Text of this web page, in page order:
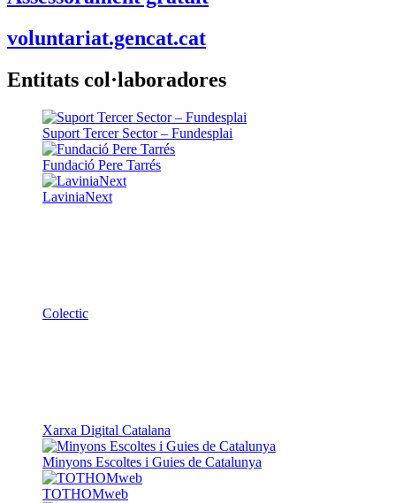
voluntariat.gencat.cat
Entitats col·laboradores
Suport Tercer Sector – Fundesplai
Fundació Pere Tarrés
LaviniaNext
Colectic
Xarxa Digital Catalana
Minyons Escoltes i Guies de Catalunya
TOTHOMweb